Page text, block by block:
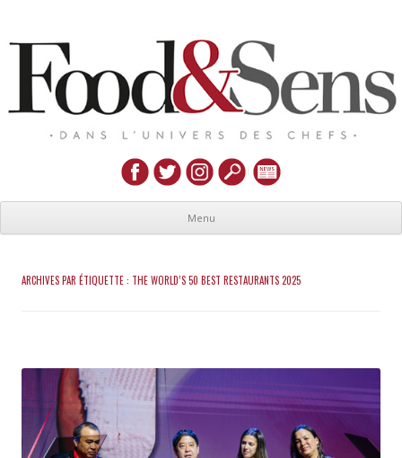
Menu
ARCHIVES PAR ÉTIQUETTE : THE WORLD’S 50 BEST RESTAURANTS 2025